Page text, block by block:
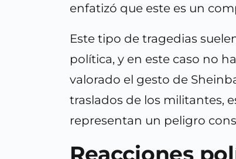
enfatizó que este es un
Este tipo de tragedias
política, y en este caso no
valorado el gesto de
traslados de los militantes,
representan un peligro
Reacciones